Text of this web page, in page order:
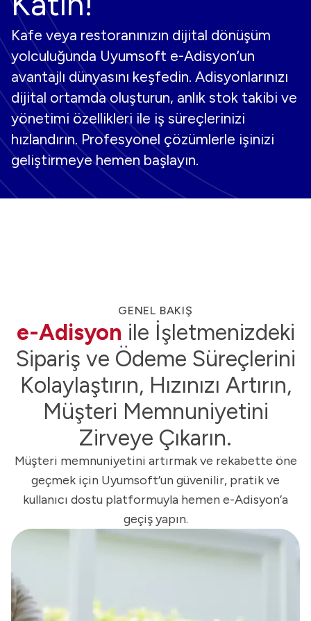
Kafe veya restoranınızın dijital dönüşüm
yolculuğunda Uyumsoft e-Adisyon’un
avantajlı dünyasını keşfedin. Adisyonlarınızı
dijital ortamda oluşturun, anlık stok takibi ve
yönetimi özellikleri ile iş süreçlerinizi
hızlandırın. Profesyonel çözümlerle işinizi
geliştirmeye hemen başlayın.
GENEL BAKIŞ
e-Adisyon ile İşletmenizdeki
Sipariş ve Ödeme Süreçlerini
Kolaylaştırın, Hızınızı Artırın,
Müşteri Memnuniyetini
Zirveye Çıkarın.
Müşteri memnuniyetini artırmak ve rekabette öne
geçmek için Uyumsoft’un güvenilir, pratik ve
kullanıcı dostu platformuyla hemen e-Adisyon’a
geçiş yapın.